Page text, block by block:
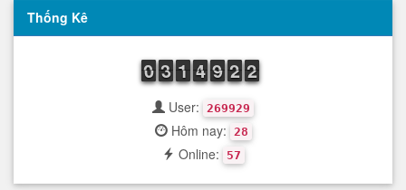
Thống Kê
9
0
0 2
3
3 1
1
1 3
4
4 8
9
9 1
2
2 1
2
2
User: 269929
Hôm nay: 28
Online: 57